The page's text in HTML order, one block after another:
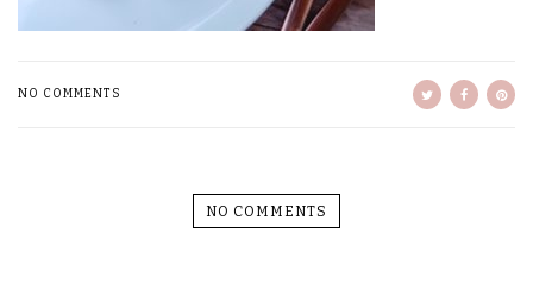
NO COMMENTS
NO COMMENTS